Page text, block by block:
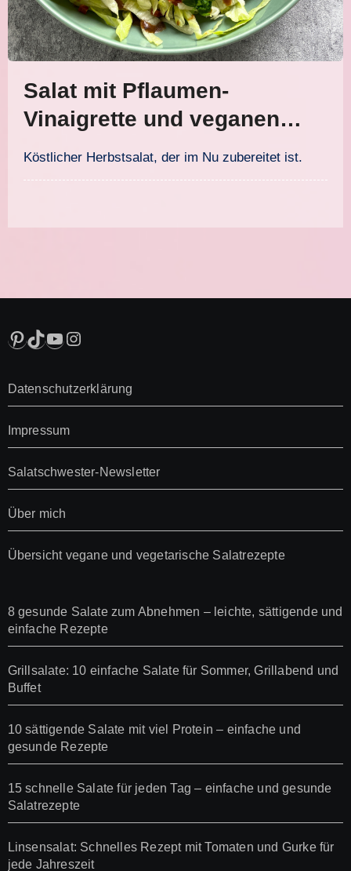
Salat mit Pflaumen-
Vinaigrette und veganen
Schinkenwürfeln
Köstlicher Herbstsalat, der im Nu zubereitet ist.
Pinterest
TikTok
YouTube
Instagram
Datenschutzerklärung
Impressum
Salatschwester-Newsletter
Über mich
Übersicht vegane und vegetarische Salatrezepte
8 gesunde Salate zum Abnehmen – leichte, sättigende und
einfache Rezepte
Grillsalate: 10 einfache Salate für Sommer, Grillabend und
Buffet
10 sättigende Salate mit viel Protein – einfache und
gesunde Rezepte
15 schnelle Salate für jeden Tag – einfache und gesunde
Salatrezepte
Linsensalat: Schnelles Rezept mit Tomaten und Gurke für
jede Jahreszeit